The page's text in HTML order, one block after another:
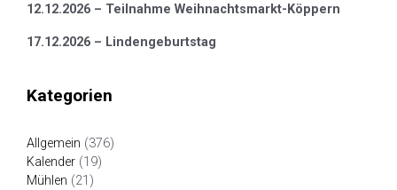
12.12.2026 – Teilnahme Weihnachtsmarkt-Köppern
17.12.2026 – Lindengeburtstag
Kategorien
Allgemein (376)
Kalender (19)
Mühlen (21)